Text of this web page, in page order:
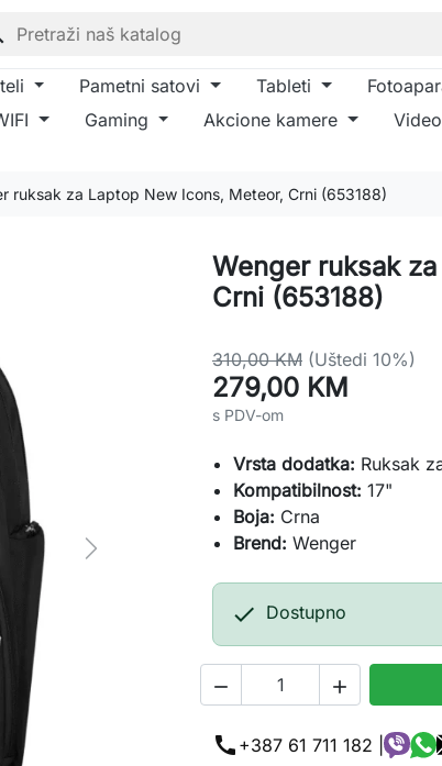
Pametni satovi Tableti
Gaming Akcione kamere
ruksak za Laptop New Icons, Meteor, Crni (653188)
Next
Wenger ruksak
Crni (653188)
310,00 KM (Uštedi 10%)
279,00 KM
s PDV-om
Vrsta dodatka: Ruksak
Kompatibilnost: 17"
Boja: Crna
Brend: Wenger
 Dostupno
 
call +387 61 711 182 |